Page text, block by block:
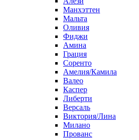
Манхэттен
Мальта
Оливия
Фиджи
Амина
Грация
Соренто
Амелия/Камила
Валео
Каспер
Либерти
Версаль
Виктория/Лина
Милано
Прованс